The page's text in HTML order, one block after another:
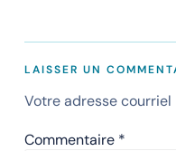
LAISSER UN
Votre adresse
Commentaire *